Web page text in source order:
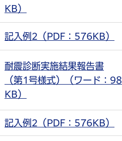
KB）
記入例2（PDF：576KB）
耐震診断実施結果報告書
（第1号様式）（ワード：98
KB）
記入例2（PDF：576KB）